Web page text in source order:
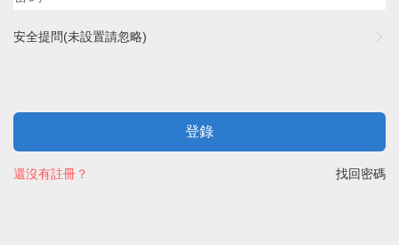
安全提問(未設置請忽略)
登錄
找回密碼
還沒有註冊？